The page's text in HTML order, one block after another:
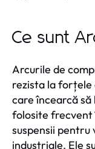
Ce sunt
Arcurile de
rezista la forțele
care încearcă
folosite frecvent
suspensii pentru
industriale. Ele